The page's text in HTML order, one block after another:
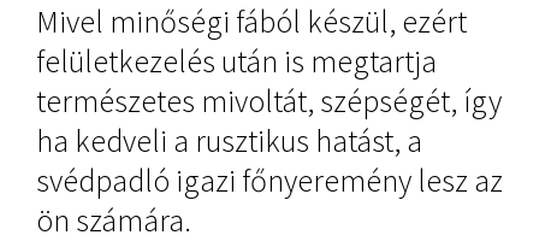
Mivel minőségi fából készül, ezért
felületkezelés után is megtartja
természetes mivoltát, szépségét, így
ha kedveli a rusztikus hatást, a
svédpadló igazi főnyeremény lesz az
ön számára.